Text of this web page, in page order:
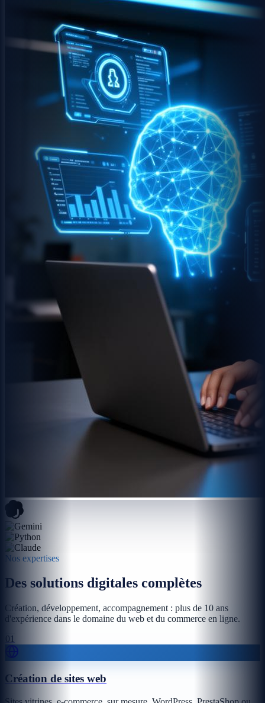
Nos expertises
Des solutions digitales complètes
Création, développement, accompagnement : plus de 10 ans
d'expérience dans le domaine du web et du commerce en ligne.
01
Création de sites web